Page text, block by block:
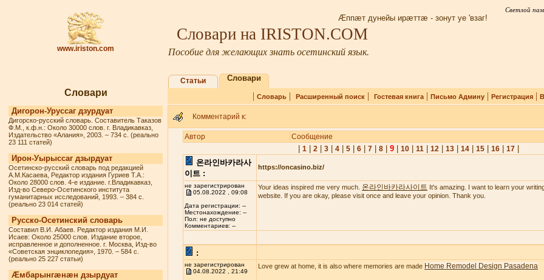
www.iriston.com
Светлой
Æппæт дунейы ирæттæ - зонут уе 'взаг!
Словари на IRISTON.COM
Пособие для желающих знать осетинский язык.
Словари
Дигорон-Уруссаг дзурдуат
Дигорско-русский словарь. Составитель Таказов
Ф.М., к.ф.н.: Около 30000 слов. г. Владикавказ,
Издательство «Алания», 2003. – 734 с. (реально
23 111 статей)
Ирон-Уырыссаг дзырдуат
Осетинско-русский словарь под редакцией
А.М.Касаева, Редактор издания Гуриев Т.А.:
Около 28000 слов. 4-е издание. г.Владикавказ,
Изд-во Северо-Осетинского института
гуманитарных исследований, 1993. – 384 с.
(реально 23 014 статей)
Русско-Осетинский словарь
Составил В.И. Абаев. Редактор издания М.И.
Исаев: Около 25000 слов. Издание второе,
исправленное и дополненное. г. Москва, Изд-во
«Советская энциклопедия», 1970. – 584 с.
(реально 25 227 статьи)
Æмбарынгæнæн дзырдуат
Статьи Словари
| Словарь| Расширенный поиск| Гостевая книга| Письмо Админу| Регистрация|
Комментарий к:
Автор Сообщение
1| 2| 3| 4| 5| 6| 7| 8| 9| 10| 11| 12| 13| 14| 15| 16| 17|
온라인바카라사
이트 :
https://oncasino.biz/
не зарегистрирован
05.08.2022 , 09:08
Дата регистрации: --
Местонахождение: --
Пол: не доступно
Комментариев: --
Your ideas inspired me very much. 온라인바카라사이트 It's amazing. I want to learn your
website. If you are okay, please visit once and leave your opinion. Thank you.
:
не зарегистрирован
04.08.2022 , 21:49
Love grew at home, it is also where memories are made Home Remodel Design Pasadena